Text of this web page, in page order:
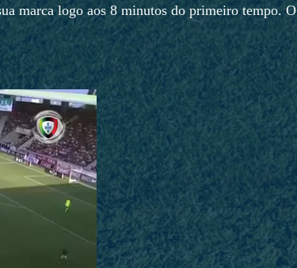
marca logo aos 8 minutos do primeiro tempo. O